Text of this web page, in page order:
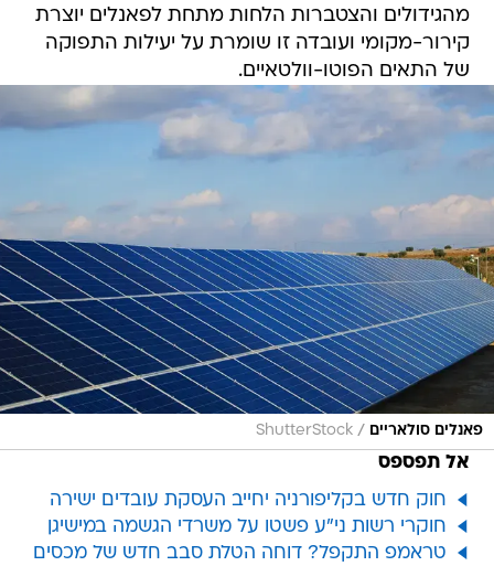
מהגידולים והצטברות הלחות מתחת לפאנלים יוצרת
קירור-מקומי ועובדה זו שומרת על יעילות התפוקה
של התאים הפוטו-וולטאיים.
פאנלים סולאריים /
ShutterStock
אל תפספס
חוק חדש בקליפורניה יחייב העסקת עובדים ישירה
חוקרי רשות ני"ע פשטו על משרדי הגשמה במישיגן
טראמפ התקפל? דוחה הטלת סבב חדש של מכסים